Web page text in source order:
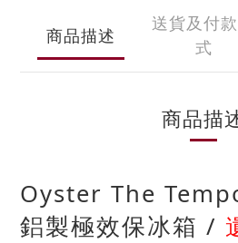
商品描述
送貨及付
式
商品描
Oyster The
鋁製極效保冰箱 /